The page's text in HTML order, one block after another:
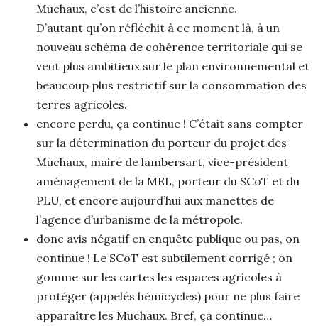
Muchaux, c’est de l’histoire ancienne.
D’autant qu’on réfléchit à ce moment là, à un
nouveau schéma de cohérence territoriale qui se
veut plus ambitieux sur le plan environnemental et
beaucoup plus restrictif sur la consommation des
terres agricoles.
encore perdu, ça continue ! C’était sans compter
sur la détermination du porteur du projet des
Muchaux, maire de lambersart, vice-président
aménagement de la MEL, porteur du SCoT et du
PLU, et encore aujourd’hui aux manettes de
l’agence d’urbanisme de la métropole.
donc avis négatif en enquête publique ou pas, on
continue ! Le SCoT est subtilement corrigé ; on
gomme sur les cartes les espaces agricoles à
protéger (appelés hémicycles) pour ne plus faire
apparaître les Muchaux. Bref, ça continue…